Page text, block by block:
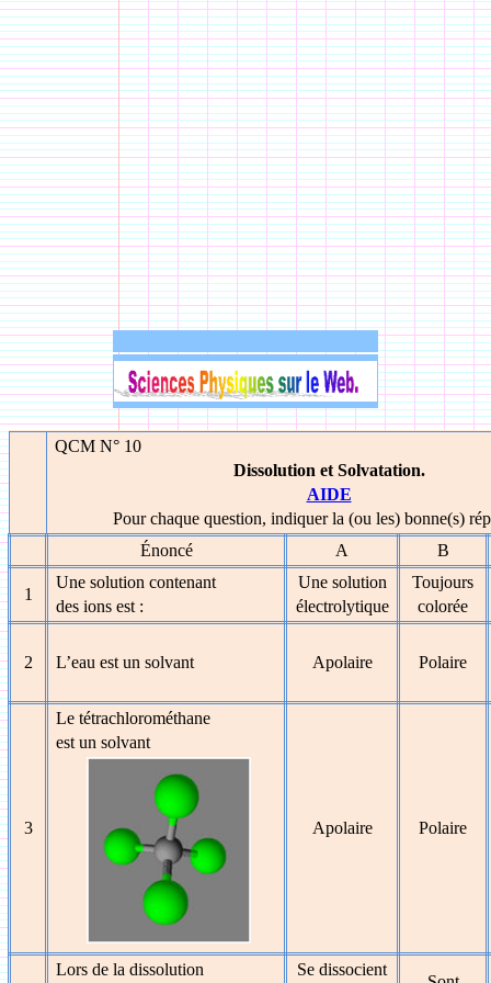
QCM N° 10
Dissolution et Solvatation.
AIDE
Pour chaque question, indiquer la (ou les) bonne(s)
Énoncé
A B
1
Une solution contenant
des ions est :
Une solution
électrolytique
Toujours
colorée
2 L’eau est un solvant Apolaire Polaire
3
Le tétrachlorométhane
est un solvant
Apolaire Polaire
Lors de la dissolution Se dissocient